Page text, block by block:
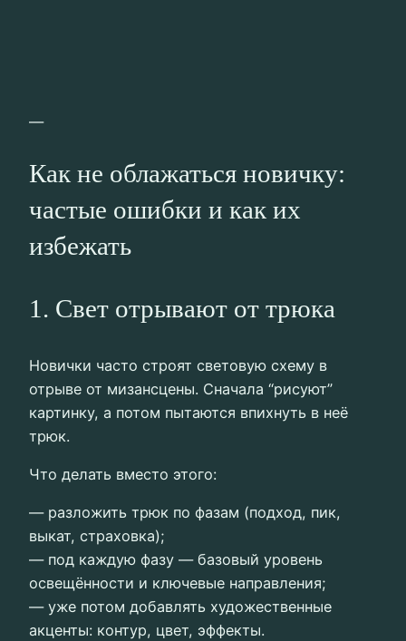
—
Как не облажаться новичку:
частые ошибки и как их
избежать
1. Свет отрывают от трюка
Новички часто строят световую схему в
отрыве от мизансцены. Сначала “рисуют”
картинку, а потом пытаются впихнуть в неё
трюк.
Что делать вместо этого:
— разложить трюк по фазам (подход, пик,
выкат, страховка);
— под каждую фазу — базовый уровень
освещённости и ключевые направления;
— уже потом добавлять художественные
акценты: контур, цвет, эффекты.